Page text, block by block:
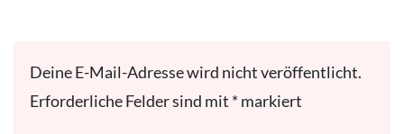
Deine E-Mail-Adresse wird nicht veröffentlicht.
Erforderliche Felder sind mit *markiert